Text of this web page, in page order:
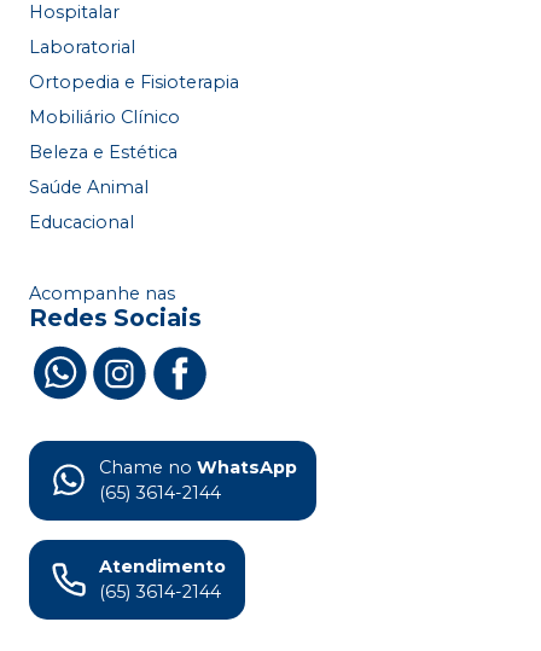
Hospitalar
Laboratorial
Ortopedia e Fisioterapia
Mobiliário Clínico
Beleza e Estética
Saúde Animal
Educacional
Acompanhe nas
Redes Sociais
Chame no WhatsApp
(65) 3614-2144
Atendimento
(65) 3614-2144